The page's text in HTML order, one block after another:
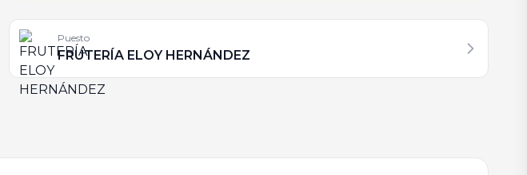
Puesto
FRUTERÍA ELOY HERNÁNDEZ